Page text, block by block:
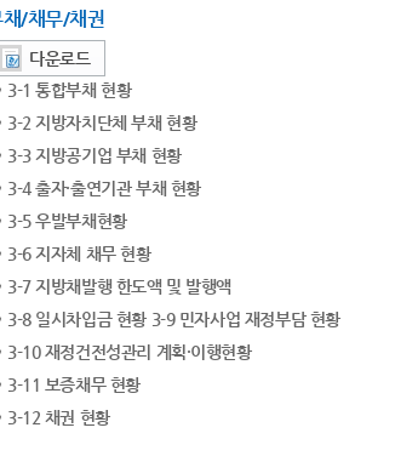
/채무/채권
다운로드
3-1 통합부채 현황
3-2 지방자치단체 부채 현황
3-3 지방공기업 부채 현황
3-4 출자·출연기관 부채 현황
3-5 우발부채현황
3-6 지자체 채무 현황
3-7 지방채발행 한도액 및 발행액
3-8 일시차입금 현황 3-9 민자사업 재정부담 현황
3-10 재정건전성관리 계획·이행현황
3-11 보증채무 현황
3-12 채권 현황